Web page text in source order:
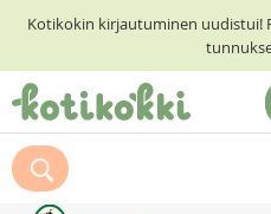
Kotikokin kirjautuminen uudistui!
ETUSIVU
RESEPTIHAKU